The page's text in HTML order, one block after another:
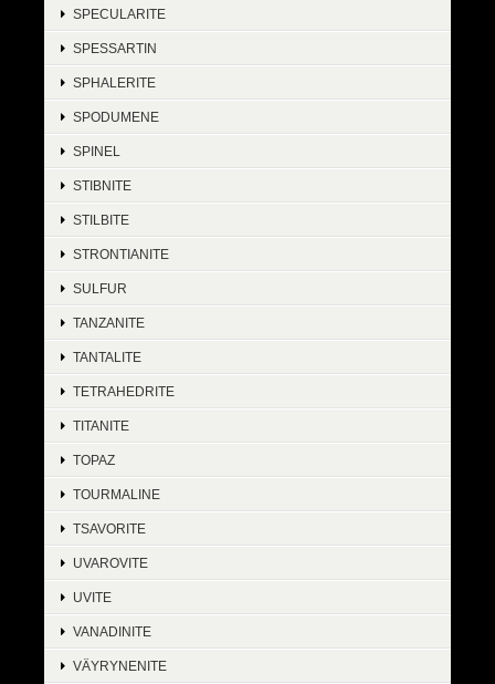
SPECULARITE
SPESSARTIN
SPHALERITE
SPODUMENE
SPINEL
STIBNITE
STILBITE
STRONTIANITE
SULFUR
TANZANITE
TANTALITE
TETRAHEDRITE
TITANITE
TOPAZ
TOURMALINE
TSAVORITE
UVAROVITE
UVITE
VANADINITE
VÄYRYNENITE